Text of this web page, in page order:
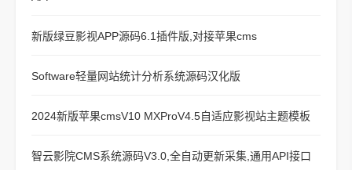
新版绿豆影视APP源码6.1插件版,对接苹果cms
Software轻量网站统计分析系统源码汉化版
2024新版苹果cmsV10 MXProV4.5自适应影视站主题模板
智云影院CMS系统源码V3.0,全自动更新采集,通用API接口